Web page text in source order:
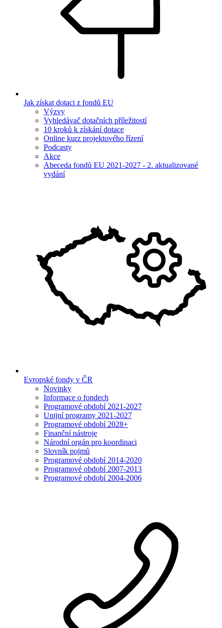
Jak získat dotaci z fondů EU
Výzvy
Vyhledávač dotačních příležitostí
10 kroků k získání dotace
Online kurz projektového řízení
Podcasty
Akce
Abeceda fondů EU 2021-2027 - 2. aktualizované
vydání
Evropské fondy v ČR
Novinky
Informace o fondech
Programové období 2021-2027
Unijní programy 2021-2027
Programové období 2028+
Finanční nástroje
Národní orgán pro koordinaci
Slovník pojmů
Programové období 2014-2020
Programové období 2007-2013
Programové období 2004-2006